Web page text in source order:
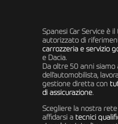
Spanesi Car Service è
autorizzato di
carrozzeria e servizio
e Dacia.
Da oltre 50 anni siamo
dell’automobilista,
gestione diretta con
di assicurazione.
Scegliere la nostra
affidarsi a tecnici